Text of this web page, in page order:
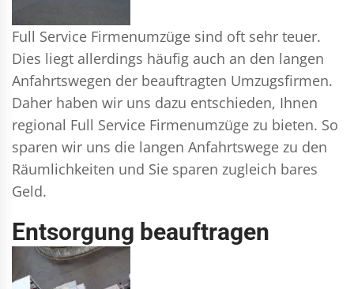
Full Service Firmenumzüge sind oft sehr teuer.
Dies liegt allerdings häufig auch an den langen
Anfahrtswegen der beauftragten Umzugsfirmen.
Daher haben wir uns dazu entschieden, Ihnen
regional Full Service Firmenumzüge zu bieten. So
sparen wir uns die langen Anfahrtswege zu den
Räumlichkeiten und Sie sparen zugleich bares
Geld.
Entsorgung beauftragen